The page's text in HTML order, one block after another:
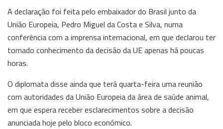
A declaração foi feita pelo embaixador do Brasil junto da
União Europeia, Pedro Miguel da Costa e Silva, numa
conferência com a imprensa internacional, em que declarou ter
tomado conhecimento da decisão da UE apenas há poucas
horas.
O diplomata disse ainda que terá quarta-feira uma reunião
com autoridades da União Europeia da área de saúde animal,
em que espera receber esclarecimentos sobre a decisão
anunciada hoje pelo bloco económico.